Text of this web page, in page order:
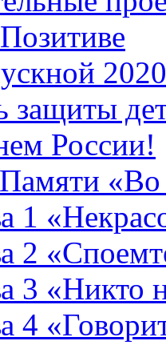
защиты
России!
1
2
3 «Никто
4